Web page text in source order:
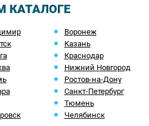
КАТАЛОГЕ
Воронеж
Казань
Краснодар
Нижний Новгород
Ростов-на-Дону
Санкт-Петербург
Тюмень
Челябинск